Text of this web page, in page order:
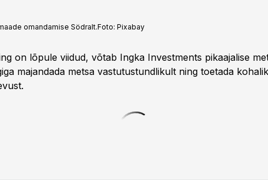
omandamise Södralt.Foto: Pixabay
on lõpule viidud, võtab Ingka Investments pikaajalise
majandada metsa vastutustundlikult ning toetada